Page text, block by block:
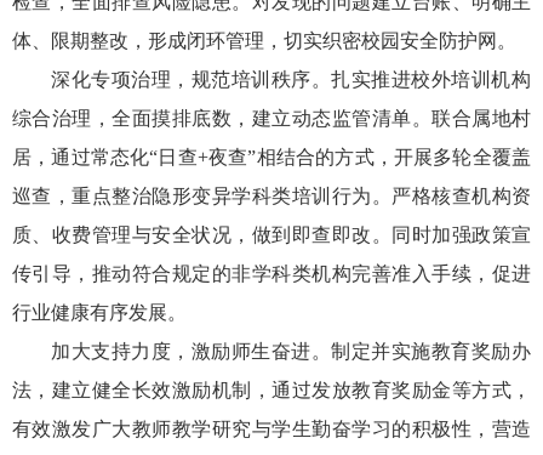
体、限期整改，形成闭环管理，切实织密校园安全防护网。
深化专项治理，规范培训秩序。扎实推进校外培训机构
综合治理，全面摸排底数，建立动态监管清单。联合属地村
居，通过常态化“日查+夜查”相结合的方式，开展多轮全覆盖
巡查，重点整治隐形变异学科类培训行为。严格核查机构资
质、收费管理与安全状况，做到即查即改。同时加强政策宣
传引导，推动符合规定的非学科类机构完善准入手续，促进
行业健康有序发展。
加大支持力度，激励师生奋进。制定并实施教育奖励办
法，建立健全长效激励机制，通过发放教育奖励金等方式，
有效激发广大教师教学研究与学生勤奋学习的积极性，营造